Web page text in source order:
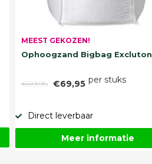
MEEST GEKOZEN!
Ophoogzand Bigbag Excluton
€89,95 €69,95 per stuks
Direct leverbaar
Meer informatie